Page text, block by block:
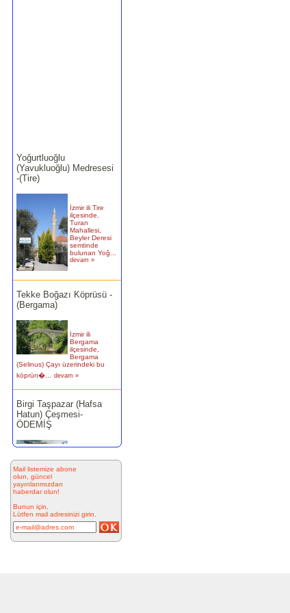
(Yavukluoğlu) Medresesi
-(Tire)
ilçesinde,
Turan
Mahallesi,
Beyler Deresi
semtinde
bulunan Yoğ...
devam »
Tekke Boğazı Köprüsü -
(Bergama)
Bergama
ilçesinde,
Bergama
(Selinus) Çayı üzerindeki bu
köprün�... devam »
Birgi Taşpazar (Hafsa
Hatun) Çeşmesi-
ÖDEMİŞ
Taşpazar semti 253 ada 4
parselde... devam »
Kitabesiz Çeşmeler 4-
ÇEŞME
Mail listemize abone
olun, güncel
yayınlarımızdan
haberdar olun!
Bunun için,
Lütfen mail adresinizi girin.